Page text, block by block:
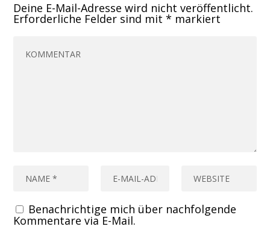
Deine E-Mail-Adresse wird nicht veröffentlicht.
Erforderliche Felder sind mit* markiert
Benachrichtige mich über nachfolgende
Kommentare via E-Mail.